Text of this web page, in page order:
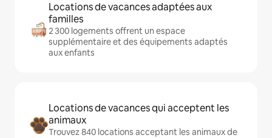
Locations de vacances adaptées aux
familles
2 300 logements offrent un espace
supplémentaire et des équipements adaptés
aux enfants
Locations de vacances qui acceptent les
animaux
Trouvez 840 locations acceptant les animaux de